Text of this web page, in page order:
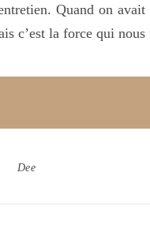
Quand on
c’est la force qui
Dee